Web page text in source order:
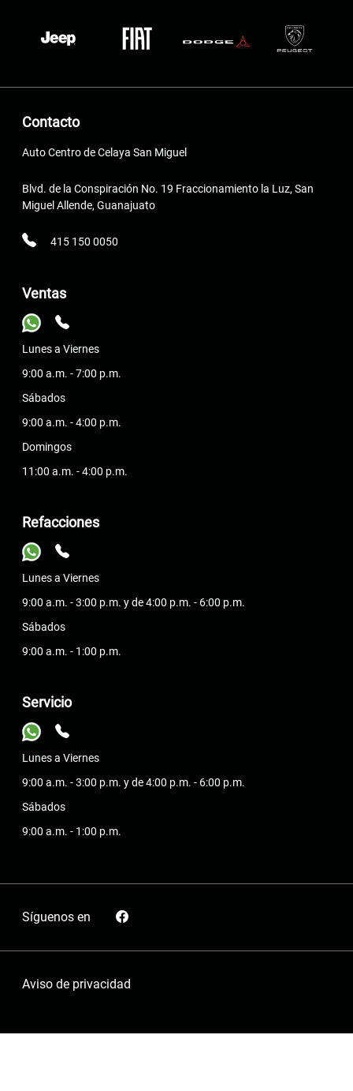
Contacto
Auto Centro de Celaya San Miguel
Blvd. de la Conspiración No. 19 Fraccionamiento la Luz, San
Miguel Allende, Guanajuato
415 150 0050
Ventas
Lunes a Viernes
9:00 a.m. - 7:00 p.m.
Sábados
9:00 a.m. - 4:00 p.m.
Domingos
11:00 a.m. - 4:00 p.m.
Refacciones
Lunes a Viernes
9:00 a.m. - 3:00 p.m. y de 4:00 p.m. - 6:00 p.m.
Sábados
9:00 a.m. - 1:00 p.m.
Servicio
Lunes a Viernes
9:00 a.m. - 3:00 p.m. y de 4:00 p.m. - 6:00 p.m.
Sábados
9:00 a.m. - 1:00 p.m.
Síguenos en
Aviso de privacidad